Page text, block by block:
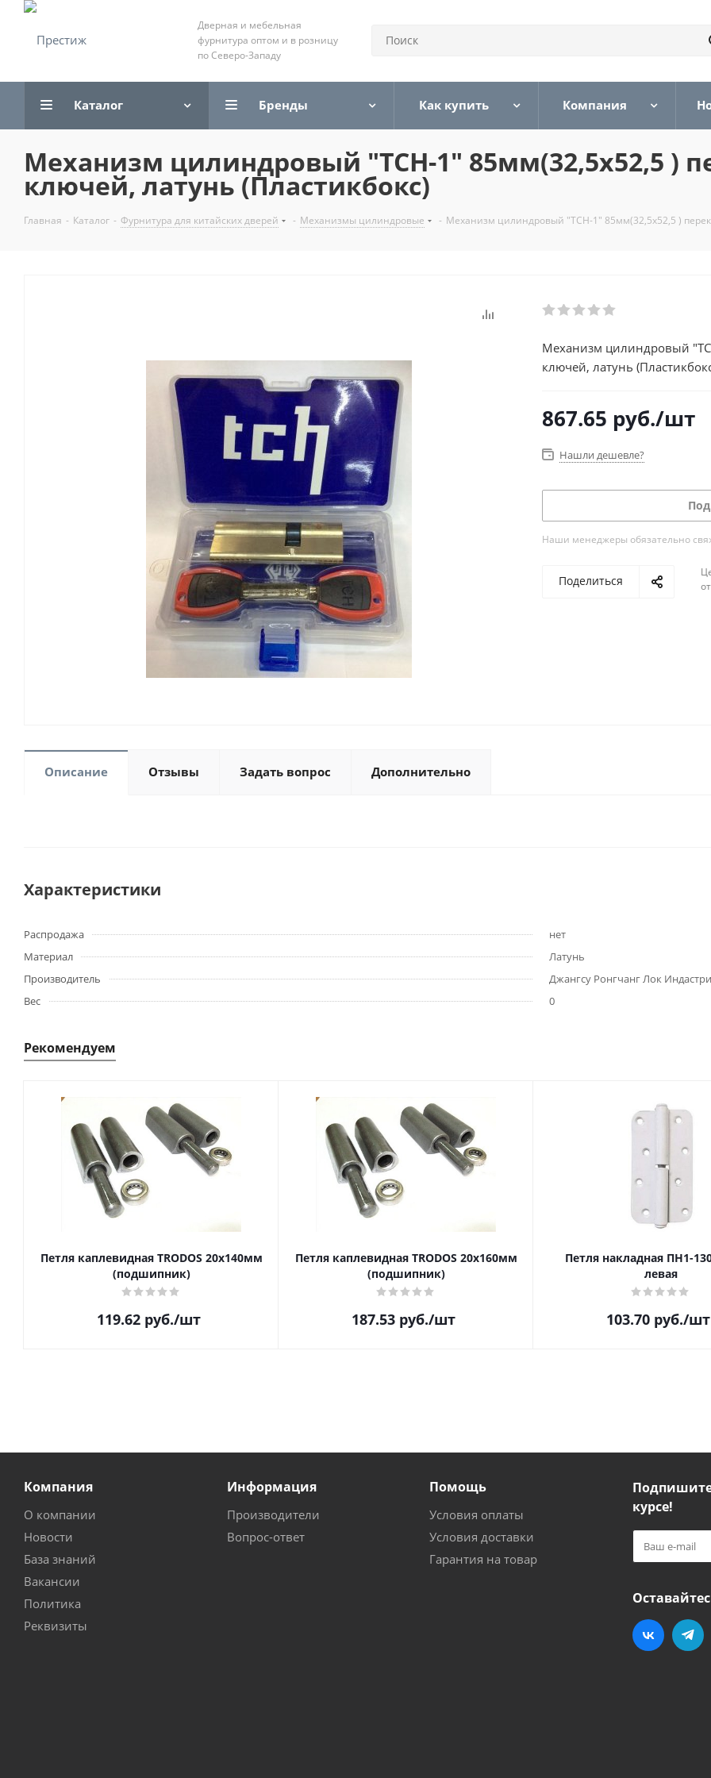
Дверная и мебельная
фурнитура оптом и в розницу
по Северо-Западу
Каталог Бренды Как купить Компания
Механизм цилиндровый "TCH-1" 85мм(32,5х52,5 )
ключей, латунь (Пластикбокс)
Главная - Каталог - Фурнитура для китайских дверей - Механизмы цилиндровые - Механизм цилиндровый "TCH-1" 85мм(32,5х52,5 )
Механизм цилиндровый
ключей, латунь
867.65 руб./шт
Нашли дешевле?
Наши менеджеры обязательно
Поделиться
Описание Отзывы Задать вопрос Дополнительно
Характеристики
Распродажа
нет
Материал
Латунь
Производитель
Джангсу Ронгчанг Лок
Вес
0
Рекомендуем
Петля каплевидная TRODOS 20х140мм
(подшипник)
119.62руб./шт
Петля каплевидная TRODOS 20х160мм
(подшипник)
187.53руб./шт
Петля накладная ПН1-
левая
103.70руб./шт
Компания
О компании
Новости
База знаний
Вакансии
Политика
Реквизиты
Информация
Производители
Вопрос-ответ
Помощь
Условия оплаты
Условия доставки
Гарантия на товар
курсе!